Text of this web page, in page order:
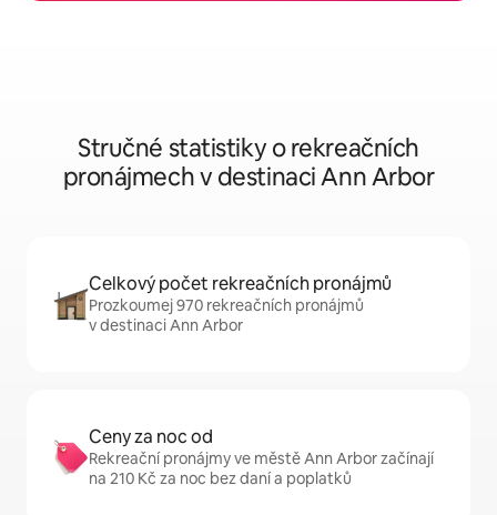
Stručné statistiky o rekreačních
pronájmech v destinaci Ann Arbor
Celkový počet rekreačních pronájmů
Prozkoumej 970 rekreačních pronájmů
v destinaci Ann Arbor
Ceny za noc od
Rekreační pronájmy ve městě Ann Arbor začínají
na 210 Kč za noc bez daní a poplatků